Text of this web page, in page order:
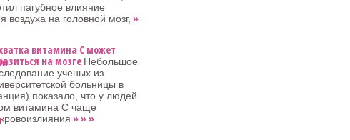
пагубное влияние
воздуха на головной мозг, »
витамина С может
на мозге Небольшое
ученых из
больницы в
показало, что у людей
витамина С чаще
» » »